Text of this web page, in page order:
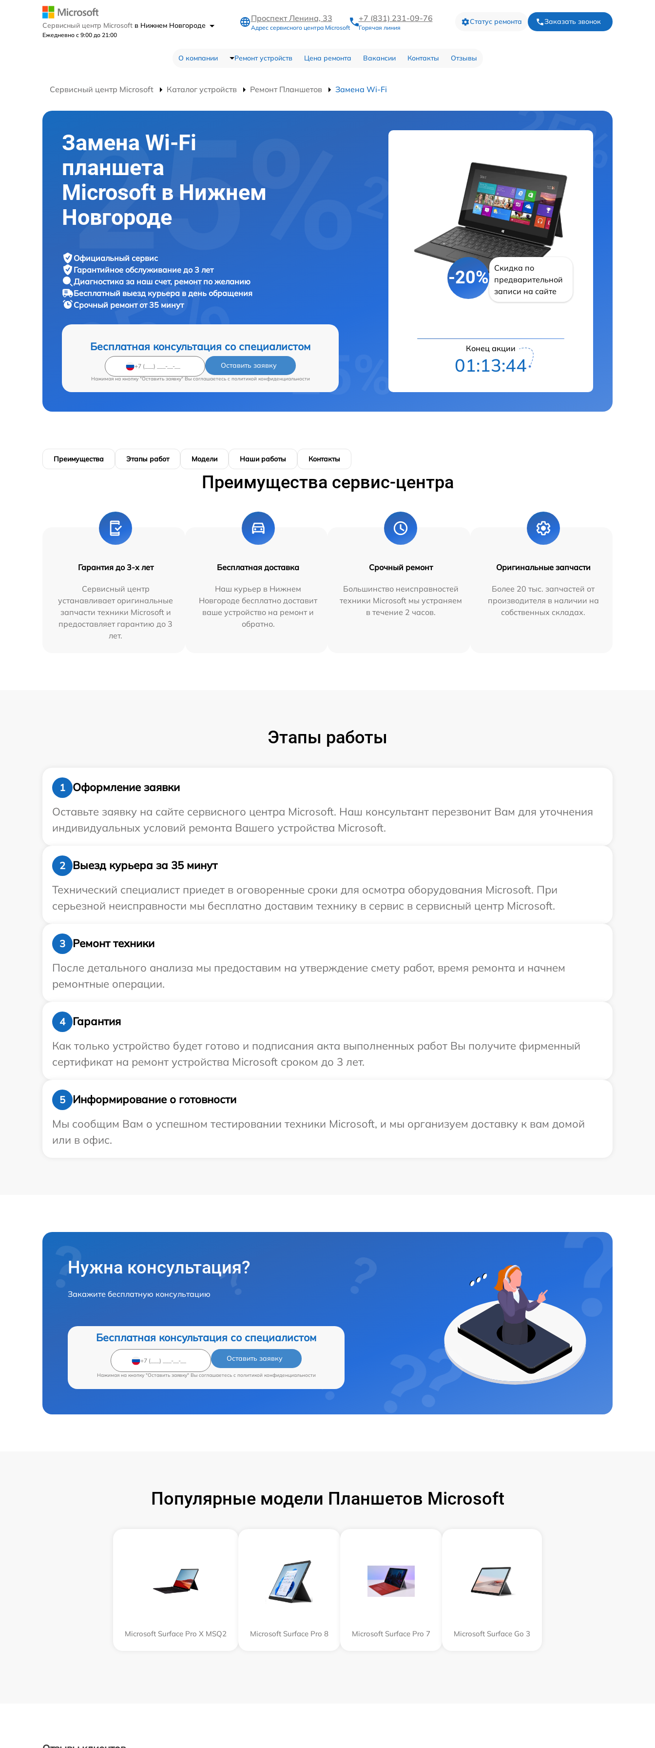
Сервисный центр Microsoft в Нижнем Новгороде
Ежедневно с 9:00 до 21:00
Проспект Ленина, 33
Адрес сервисного центра Microsoft
+7 (831) 231-09-76
Горячая линия
Статус ремонта Заказать звонок
О компании Ремонт устройств Цена ремонта Вакансии Контакты Отзывы
Сервисный центр Microsoft Каталог устройств Ремонт Планшетов Замена Wi-Fi
Замена Wi-Fi
планшета
Microsoft в Нижнем
Новгороде
Официальный сервис
Гарантийное обслуживание до 3 лет
Диагностика за наш счет, ремонт по желанию
Бесплатный выезд курьера в день обращения
Срочный ремонтот 35 минут
Бесплатная консультация со специалистом
Оставить заявку
Нажимая на кнопку "Оставить заявку" Вы соглашаетесь c политикой конфиденциальности
-20%
Скидка по
предварительной
записи на сайте
Конец акции
01:13:43
Преимущества Этапы работ Модели Наши работы Контакты
Преимущества сервис-центра
Гарантия до 3-х лет
Сервисный центр
устанавливает оригинальные
запчасти техники Microsoft и
предоставляет гарантию до 3
лет.
Бесплатная доставка
Наш курьер в Нижнем
Новгороде бесплатно доставит
ваше устройство на ремонт и
обратно.
Срочный ремонт
Большинство неисправностей
техники Microsoft мы устраняем
в течение 2 часов.
Оригинальные запчасти
Более 20 тыс. запчастей от
производителя в наличии на
собственных складах.
Этапы работы
1
Оформление заявки
Оставьте заявку на сайте сервисного центра Microsoft. Наш консультант перезвонит Вам для уточнения
индивидуальных условий ремонта Вашего устройства Microsoft.
2
Выезд курьера за 35 минут
Технический специалист приедет в оговоренные сроки для осмотра оборудования Microsoft. При
серьезной неисправности мы бесплатно доставим технику в сервис в сервисный центр Microsoft.
3
Ремонт техники
После детального анализа мы предоставим на утверждение смету работ, время ремонта и начнем
ремонтные операции.
4
Гарантия
Как только устройство будет готово и подписания акта выполненных работ Вы получите фирменный
сертификат на ремонт устройства Microsoft сроком до 3 лет.
5
Информирование о готовности
Мы сообщим Вам о успешном тестировании техники Microsoft, и мы организуем доставку к вам домой
или в офис.
Нужна консультация?
Закажите бесплатную консультацию
Бесплатная консультация со специалистом
Оставить заявку
Нажимая на кнопку "Оставить заявку" Вы соглашаетесь c политикой конфиденциальности
Популярные модели Планшетов Microsoft
Microsoft Surface Pro X MSQ2 Microsoft Surface Pro 8 Microsoft Surface Pro 7 Microsoft Surface Go 3